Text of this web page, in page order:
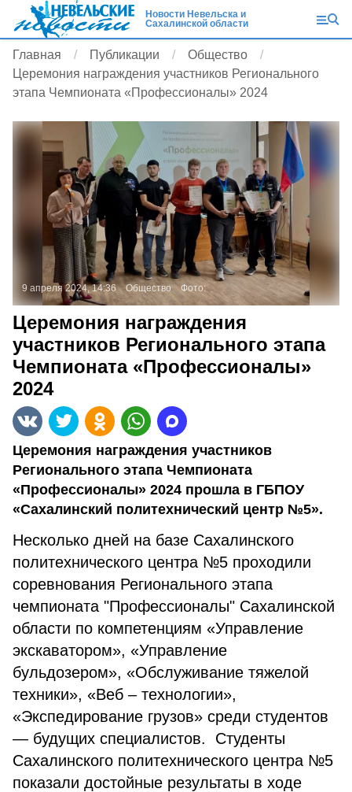
Новости Невельска и
Сахалинской области
Главная Публикации
Общество
Церемония награждения участников Регионального
этапа Чемпионата «Профессионалы» 2024
9 апреля 2024, 14:36 Общество Фото:
Церемония награждения
участников Регионального этапа
Чемпионата «Профессионалы»
2024
Церемония награждения участников
Регионального этапа Чемпионата
«Профессионалы» 2024 прошла в ГБПОУ
«Сахалинский политехнический центр №5».
Несколько дней на базе Сахалинского
политехнического центра №5 проходили
соревнования Регионального этапа
чемпионата "Профессионалы" Сахалинской
области по компетенциям «Управление
экскаватором», «Управление
бульдозером», «Обслуживание тяжелой
техники», «Веб – технологии»,
«Экспедирование грузов» среди студентов
— будущих специалистов. Студенты
Сахалинского политехнического центра №5
показали достойные результаты в ходе